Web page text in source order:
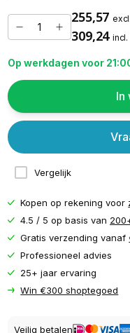
255,57
309,24
Op werkdagen voor
In
Vergelijk
Kopen op rekening voor
4.5 / 5 op basis van
Gratis verzending vanaf
Professioneel advies
25+ jaar ervaring
Win €300 shoptegoed
Veilig betalen